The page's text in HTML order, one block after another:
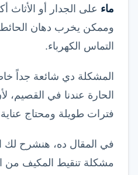
ماء على الجدار أو
وممكن يخرب دهان
التماس الكهرباء.
المشكلة دي شائعة جداً
الحارة عندنا في القصيم،
فترات طويلة ومحتاج
في المقال ده، هنشرح لك
مشكلة تنقيط المكيف من